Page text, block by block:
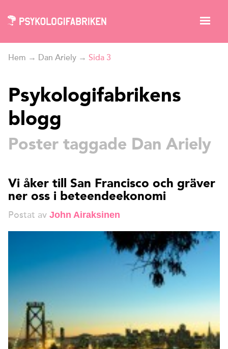
Hem → Dan Ariely → Sida 3
Psykologifabrikens
blogg
Poster taggade Dan Ariely
Vi åker till San Francisco och gräver
ner oss i beteendeekonomi
Postat av John Airaksinen